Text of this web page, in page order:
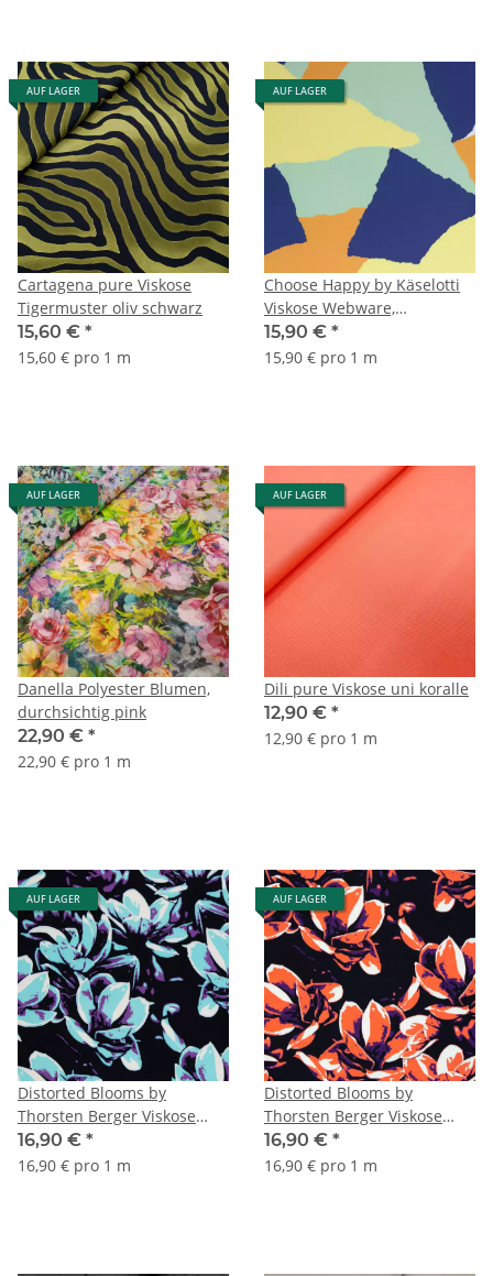
AUF LAGER
Cartagena pure Viskose
Tigermuster oliv schwarz
15,60 € *
15,60 € pro 1 m
AUF LAGER
Choose Happy by Käselotti
Viskose Webware,
blau/grün/gelb
15,90 € *
15,90 € pro 1 m
AUF LAGER
Danella Polyester Blumen,
durchsichtig pink
22,90 € *
22,90 € pro 1 m
AUF LAGER
Dili pure Viskose uni koralle
12,90 € *
12,90 € pro 1 m
AUF LAGER
Distorted Blooms by
Thorsten Berger Viskose
Webware, blau
16,90 € *
16,90 € pro 1 m
AUF LAGER
Distorted Blooms by
Thorsten Berger Viskose
Webware, orange
16,90 € *
16,90 € pro 1 m